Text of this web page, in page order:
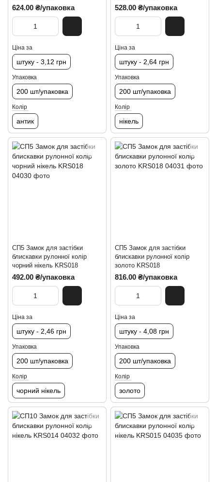
624.00 ₴/упаковка
Ціна за
штуку - 3,12 грн
Упаковка
200 шт/упаковка
Колір
антик
528.00 ₴/упаковка
Ціна за
штуку - 2,64 грн
Упаковка
200 шт/упаковка
Колір
нікель
СП5 Замок для застібки
блискавки рулонної колір
чорний нікель KRS018
492.00 ₴/упаковка
Ціна за
штуку - 2,46 грн
Упаковка
200 шт/упаковка
Колір
чорний нікель
СП5 Замок для застібки
блискавки рулонної колір
золото KRS018
816.00 ₴/упаковка
Ціна за
штуку - 4,08 грн
Упаковка
200 шт/упаковка
Колір
золото